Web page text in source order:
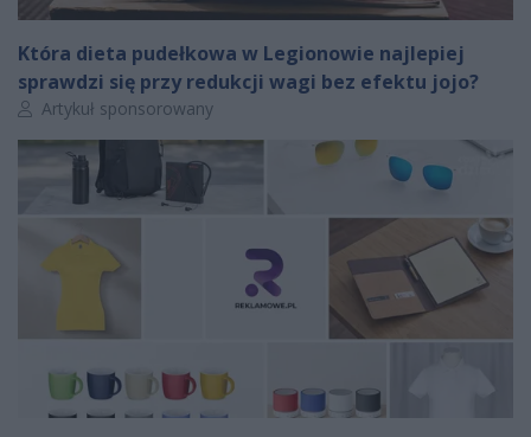
Która dieta pudełkowa w Legionowie najlepiej
sprawdzi się przy redukcji wagi bez efektu jojo?
Autor artykułu:
Artykuł sponsorowany